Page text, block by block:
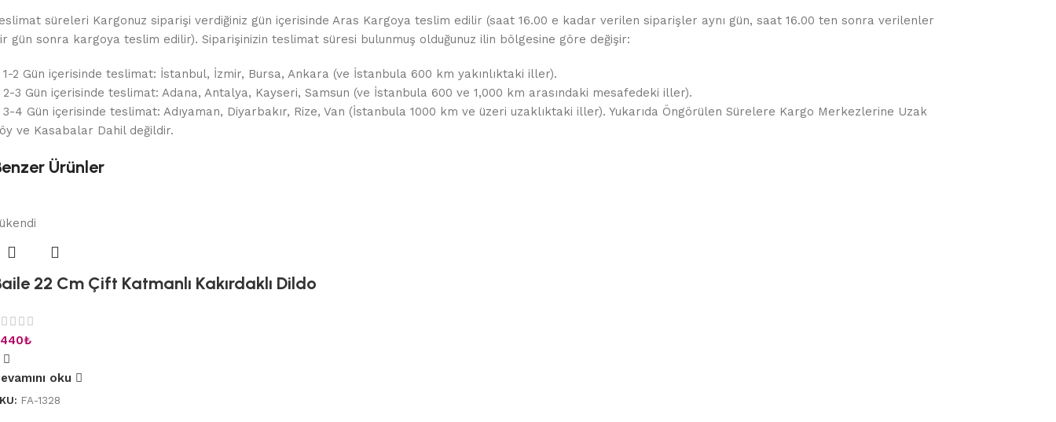
süreleri Kargonuz siparişi verdiğiniz gün içerisinde Aras Kargoya teslim edilir (saat 16.00 e kadar verilen siparişler aynı gün, saat 16.00 ten sonra verilenler
gün sonra kargoya teslim edilir). Siparişinizin teslimat süresi bulunmuş olduğunuz ilin bölgesine göre değişir:
1-2 Gün içerisinde teslimat: İstanbul, İzmir, Bursa, Ankara (ve İstanbula 600 km yakınlıktaki iller).
2-3 Gün içerisinde teslimat: Adana, Antalya, Kayseri, Samsun (ve İstanbula 600 ve 1,000 km arasındaki mesafedeki iller).
3-4 Gün içerisinde teslimat: Adıyaman, Diyarbakır, Rize, Van (İstanbula 1000 km ve üzeri uzaklıktaki iller). Yukarıda Öngörülen Sürelere Kargo Merkezlerine Uzak
ve Kasabalar Dahil değildir.
Ürünler
22 Cm Çift Katmanlı Kakırdaklı Dildo
₺
oku
FA-1328